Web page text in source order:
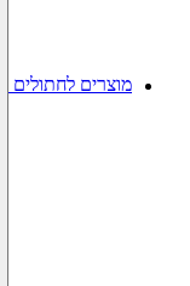
מוצרים לחתולים